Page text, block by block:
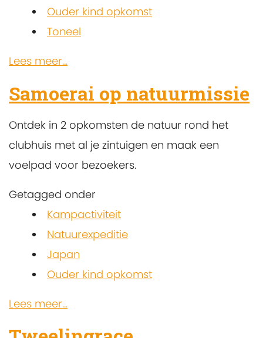
Ouder kind opkomst
Toneel
Lees meer...
Samoerai op natuurmissie
Ontdek in 2 opkomsten de natuur rond het
clubhuis met al je zintuigen en maak een
voelpad voor bezoekers.
Getagged onder
Kampactiviteit
Natuurexpeditie
Japan
Ouder kind opkomst
Lees meer...